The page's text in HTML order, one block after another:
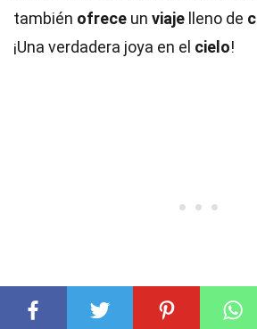
también ofrece un viaje lleno de
¡Una verdadera joya en el cielo!